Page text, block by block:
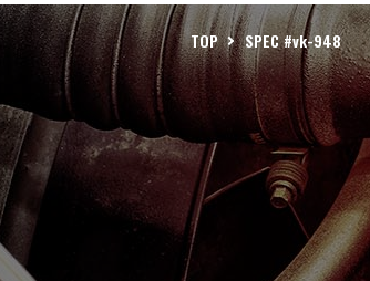
TOP SPEC #vk-948